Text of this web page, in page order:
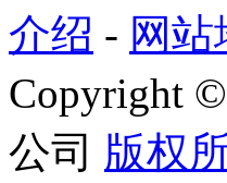
介绍 - 网站
Copyright ©
公司 版权